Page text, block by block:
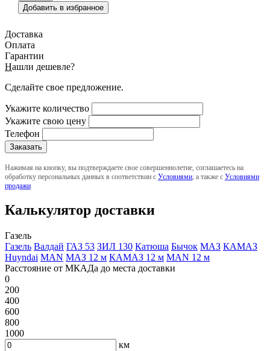
Добавить в избранное
Доставка
Оплата
Гарантии
Нашли дешевле?
Сделайте свое предложение.
Укажите количество
Укажите свою цену
Телефон
Нажимая на кнопку, вы подтверждаете свое совершеннолетие, соглашаетесь на
обработку персональных данных в соответствии с Условиями , а также с Условиями
продажи
Калькулятор доставки
Газель
Газель Валдай ГАЗ 53 ЗИЛ 130 Катюша Бычок МАЗ КАМАЗ
Huyndai MAN МАЗ 12 м КАМАЗ 12 м MAN 12 м
Расстояние от МКАДа до места доставки
0
200
400
600
800
1000
км